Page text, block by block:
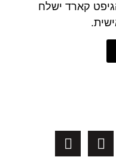
קארד ישלח